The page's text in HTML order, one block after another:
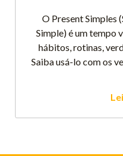
O Present Simples
Simple) é um tempo
hábitos, rotinas,
Saiba usá-lo com os